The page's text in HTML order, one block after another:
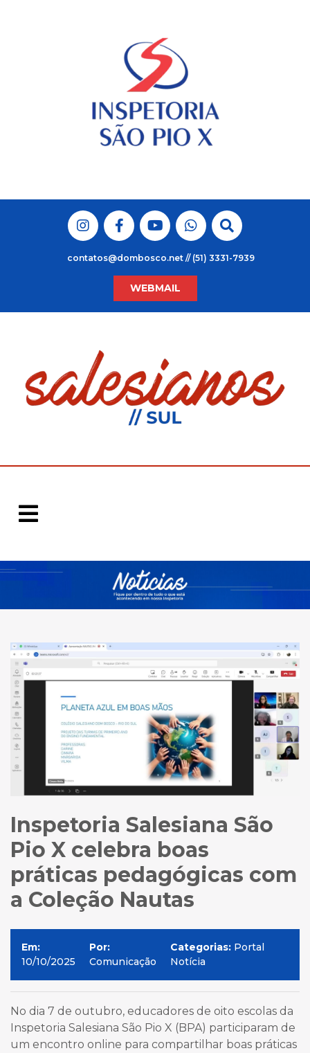
contatos@dombosco.net // (51) 3331-7939
WEBMAIL
Inspetoria Salesiana São
Pio X celebra boas
práticas pedagógicas com
a Coleção Nautas
Em:
10/10/2025
Por:
Comunicação
Categorias: Portal
Notícia
No dia 7 de outubro, educadores de oito escolas da
Inspetoria Salesiana São Pio X (BPA) participaram de
um encontro online para compartilhar boas práticas